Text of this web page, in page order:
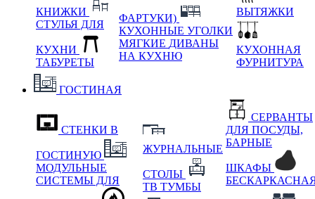
КНИЖКИ
СТУЛЬЯ ДЛЯ
КУХНИ
ТАБУРЕТЫ
ФАРТУКИ)
КУХОННЫЕ УГОЛКИ
МЯГКИЕ ДИВАНЫ
НА КУХНЮ
ВЫТЯЖКИ
КУХОННАЯ
ФУРНИТУРА
ГОСТИНАЯ
СТЕНКИ В
ГОСТИНУЮ
МОДУЛЬНЫЕ
СИСТЕМЫ ДЛЯ
ЖУРНАЛЬНЫЕ
СТОЛЫ
ТВ ТУМБЫ
СЕРВАНТЫ
ДЛЯ ПОСУДЫ,
БАРНЫЕ
ШКАФЫ